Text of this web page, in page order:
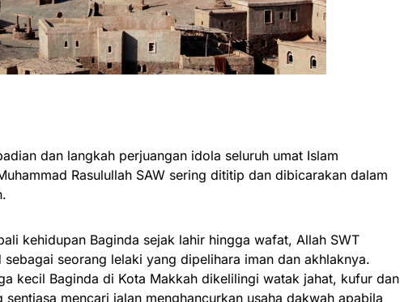
dan langkah perjuangan idola seluruh umat Islam
Rasulullah SAW sering dititip dan dibicarakan dalam
kehidupan Baginda sejak lahir hingga wafat, Allah SWT
sebagai seorang lelaki yang dipelihara iman dan akhlaknya.
kecil Baginda di Kota Makkah dikelilingi watak jahat, kufur dan
sentiasa mencari jalan menghancurkan usaha dakwah apabila